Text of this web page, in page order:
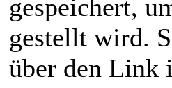
gespeichert,
gestellt wird.
über den Link